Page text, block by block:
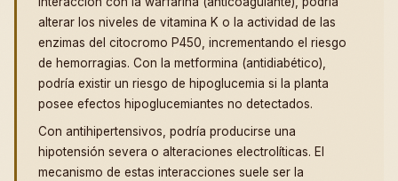
alterar los niveles de vitamina K o la actividad de las
enzimas del citocromo P450, incrementando el riesgo
de hemorragias. Con la metformina (antidiabético),
podría existir un riesgo de hipoglucemia si la planta
posee efectos hipoglucemiantes no detectados.
Con antihipertensivos, podría producirse una
hipotensión severa o alteraciones electrolíticas. El
mecanismo de estas interacciones suele ser la